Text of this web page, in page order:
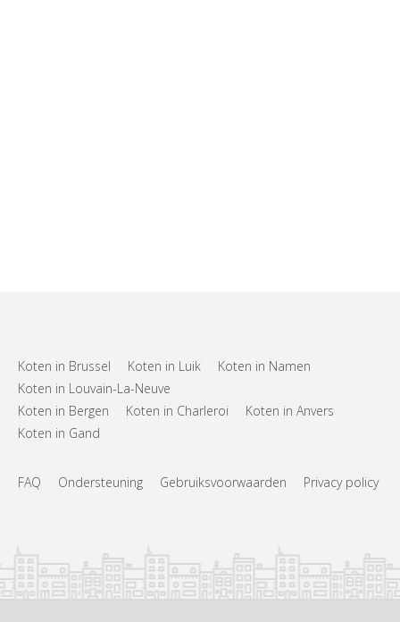
Koten in Brussel Koten in Luik
Koten in Namen
Koten in Louvain-La-Neuve
Koten in Bergen
Koten in Charleroi
Koten in Anvers
Koten in Gand
FAQ Ondersteuning Gebruiksvoorwaarden Privacy policy